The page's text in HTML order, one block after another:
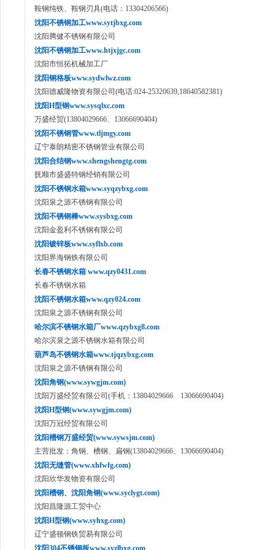
鞍钢纯铁、鞍钢刃具(电话：13304206566)
沈阳不锈钢加工www.sytjbxg.com
沈阳腾健不锈钢有限公司
沈阳不锈钢加工www.htjxjgc.com
沈阳市恒拓机械加工厂
沈阳钢格板www.sydwlwz.com
沈阳德威隆物资有限公司(电话:024-25320639,18640582381)
沈阳H型钢www.sysqlxc.com
万盛经贸(13804029666、13066690404)
沈阳不锈钢管www.tljmgy.com
辽宁泰朗精密不锈钢管业有限公司
沈阳合结钢www.shengshengtg.com
抚顺市盛盛特钢经销有限公司
沈阳不锈钢水箱www.syqzybxg.com
沈阳泉之源不锈钢有限公司
沈阳不锈钢棒www.sysbxg.com
沈阳金盈利不锈钢有限公司
沈阳镀锌板www.syflxb.com
沈阳界海钢铁有限公司
长春不锈钢水箱 www.qzy0431.com
长春不锈钢水箱
沈阳不锈钢水箱www.qzy024.com
沈阳泉之源不锈钢有限公司
哈尔滨不锈钢水箱厂www.qzybxg8.com
哈尔滨泉之源不锈钢水箱有限公司
葫芦岛不锈钢水箱www.tjqzybxg.com
沈阳泉之源不锈钢有限公司
沈阳角钢(www.sywgjm.com)
沈阳万盛经贸有限公司(手机：13804029666 13066690404)
沈阳H型钢(www.sywgjm.com)
沈阳万冠经贸有限公司
沈阳槽钢万盛经贸(www.sywsjm.com)
主营批发：角钢、槽钢、扁钢(13804029666、13066690404)
沈阳无缝管(www.xhfwfg.com)
沈阳欣华发物资有限公司
沈阳槽钢、沈阳角钢(www.syclygt.com)
沈阳昌隆源工贸中心
沈阳H型钢(www.syhxg.com)
辽宁盛顿钢铁贸易有限公司
沈阳304不锈钢板www.syzlbxg.com